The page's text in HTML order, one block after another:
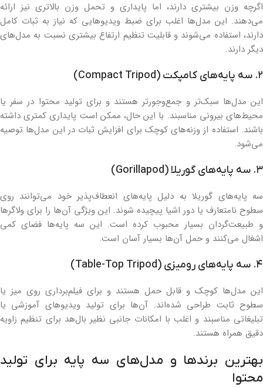
اگرچه وزن بیشتری دارند، اما پایداری و تحمل وزن بالاتری نیز ارائه
می‌دهند. این مدل‌ها اغلب برای ضبط ویدیوهایی که نیاز به ثبات کامل
دارند، استفاده می‌شوند و قابلیت تنظیم ارتفاع بیشتری نسبت به مدل‌های
دیگر دارند.
۲. سه پایه‌های کامپکت (Compact Tripod)
این مدل‌ها سبک‌تر و جمع‌وجورتر هستند و برای تولید محتوا در سفر یا
محیط‌های بیرونی مناسبند. با این حال، ممکن است پایداری کمتری داشته
باشند. استفاده از وزنه‌های کوچک برای افزایش ثبات در این مدل‌ها توصیه
می‌شود.
۳. سه پایه‌های گوریلا (Gorillapod)
سه پایه‌های گوریلا به دلیل پایه‌های انعطاف‌پذیر خود می‌توانند روی
سطوح نامتعارف یا دور اشیا پیچیده شوند. این ویژگی آن‌ها را برای ولاگرها
و طبیعت‌گردان بسیار محبوب کرده است. این سه پایه‌ها فضای کمی
اشغال می‌کنند و حمل آن‌ها بسیار آسان است.
۴. سه پایه‌های رومیزی (Table-Top Tripod)
این مدل‌ها کوچک و قابل حمل هستند و برای فیلم‌برداری روی میز یا
سطوح ثابت طراحی شده‌اند. آن‌ها برای تولید ویدیوهای آموزشی یا
تبلیغاتی مناسبند و اغلب با امکانات جانبی نظیر بال‌هد برای تنظیم زاویه
دقیق همراه هستند.
بهترین برندها و مدل‌های سه پایه برای تولید
محتوا